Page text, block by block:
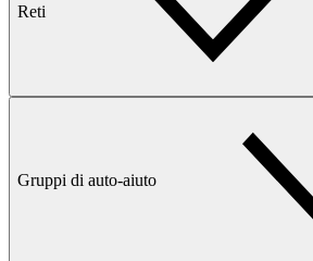
Reti
Gruppi di auto-aiuto